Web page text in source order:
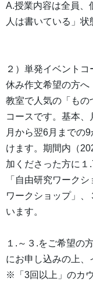
A.授業内容は全員、
人は書いている」状
２）単発イベント
休み作文希望の方
教室で人気の「もの
コースです。基本
月から翌6月までの
けます。期間内（
加くださった方に１
「自由研究ワーク
ワークショップ」
います。
１.～３.をご希望の
にお申し込みの上、
※「3回以上」のカ